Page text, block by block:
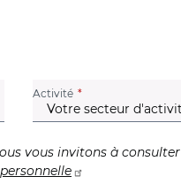
Activité (champ obligatoire)
vous invitons à consulter